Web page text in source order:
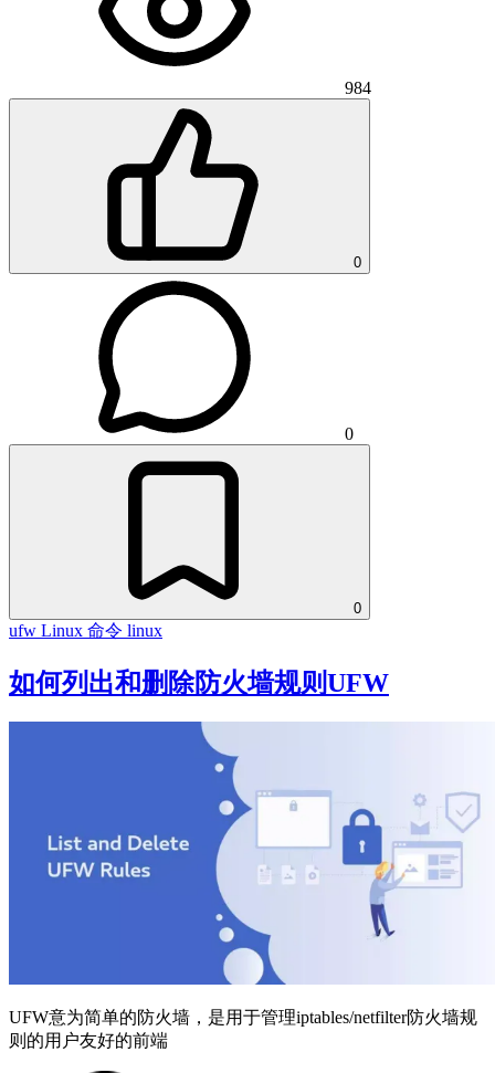
984
0
0
0
ufw Linux 命令 linux
如何列出和删除防火墙规则UFW
UFW意为简单的防火墙，是用于管理iptables/netfilter防火墙规
则的用户友好的前端